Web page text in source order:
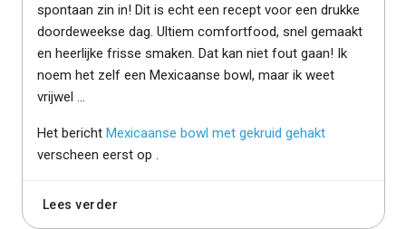
spontaan zin in! Dit is echt een recept voor een drukke
doordeweekse dag. Ultiem comfortfood, snel gemaakt
en heerlijke frisse smaken. Dat kan niet fout gaan! Ik
noem het zelf een Mexicaanse bowl, maar ik weet
vrijwel ...
Het bericht Mexicaanse bowl met gekruid gehakt
verscheen eerst op
Lees verder